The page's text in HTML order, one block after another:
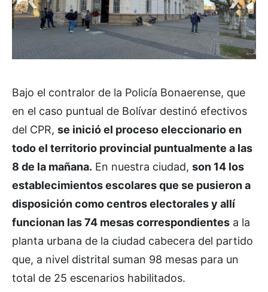
Bajo el contralor de la Policía Bonaerense, que
en el caso puntual de Bolívar destinó efectivos
del CPR, se inició el proceso eleccionario en
todo el territorio provincial puntualmente a las
8 de la mañana. En nuestra ciudad, son 14 los
establecimientos escolares que se pusieron a
disposición como centros electorales y allí
funcionan las 74 mesas correspondientes a la
planta urbana de la ciudad cabecera del partido
que, a nivel distrital suman 98 mesas para un
total de 25 escenarios habilitados.